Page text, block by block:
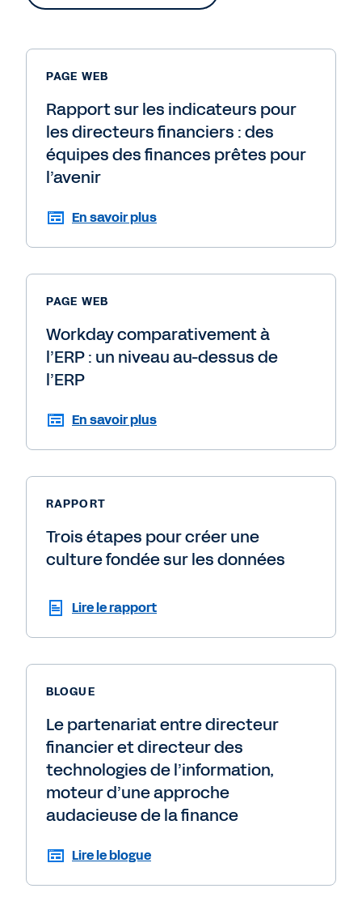
PAGE WEB
Rapport sur les indicateurs pour
les directeurs financiers : des
équipes des finances prêtes pour
l’avenir
En savoir plus
PAGE WEB
Workday comparativement à
l’ERP : un niveau au-dessus de
l’ERP
En savoir plus
RAPPORT
Trois étapes pour créer une
culture fondée sur les données
Lire le rapport
BLOGUE
Le partenariat entre directeur
financier et directeur des
technologies de l’information,
moteur d’une approche
audacieuse de la finance
Lire le blogue